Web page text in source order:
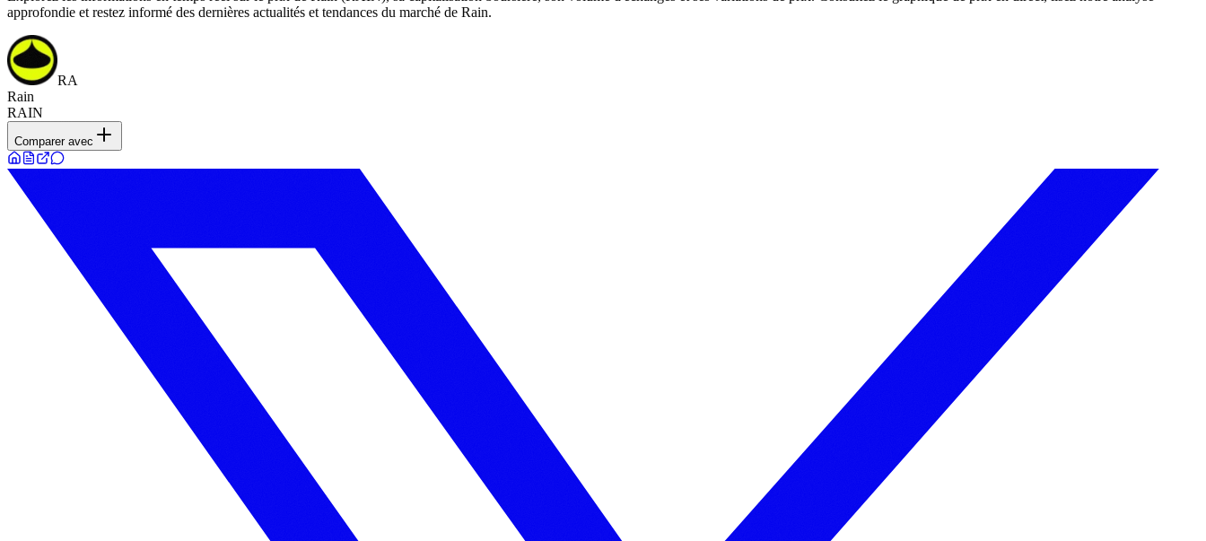
approfondie et restez informé des dernières actualités et tendances du marché de Rain.
RA
Rain
RAIN
Comparer avec